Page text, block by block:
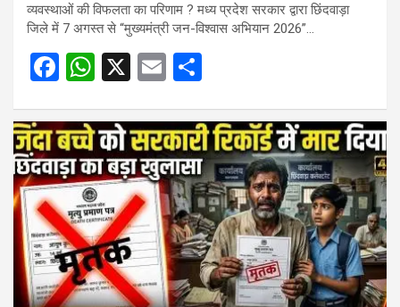
व्यवस्थाओं की विफलता का परिणाम ? मध्य प्रदेश सरकार द्वारा छिंदवाड़ा
जिले में 7 अगस्त से “मुख्यमंत्री जन-विश्वास अभियान 2026”…
F
ce
b
o
o
k
W
at
s
A
p
p
X
E
ail ar
e